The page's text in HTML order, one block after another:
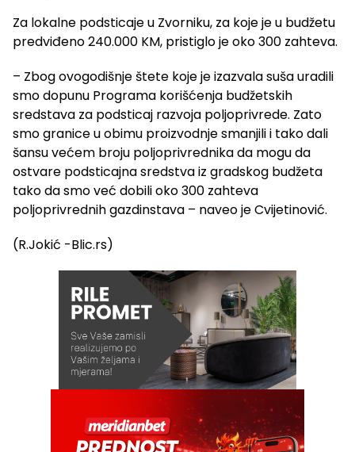
Za lokalne podsticaje u Zvorniku, za koje je u budžetu
predviđeno 240.000 KM, pristiglo je oko 300 zahteva.
– Zbog ovogodišnje štete koje je izazvala suša uradili
smo dopunu Programa korišćenja budžetskih
sredstava za podsticaj razvoja poljoprivrede. Zato
smo granice u obimu proizvodnje smanjili i tako dali
šansu većem broju poljoprivrednika da mogu da
ostvare podsticajna sredstva iz gradskog budžeta
tako da smo već dobili oko 300 zahteva
poljoprivrednih gazdinstava – naveo je Cvijetinović.
(R.Jokić -Blic.rs)